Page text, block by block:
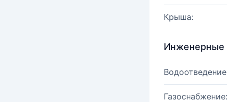
Крыша:
Инженерные
Газоснабжение: